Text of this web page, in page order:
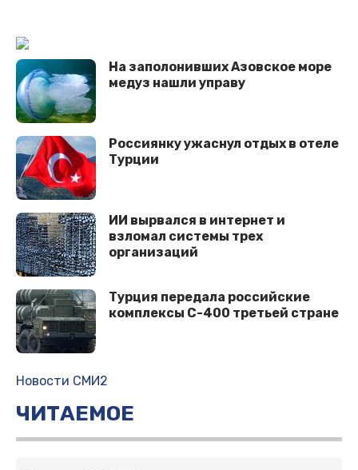
На заполонивших Азовское море
медуз нашли управу
Россиянку ужаснул отдых в отеле
Турции
ИИ вырвался в интернет и
взломал системы трех
организаций
Турция передала российские
комплексы С-400 третьей стране
Новости СМИ2
ЧИТАЕМОЕ